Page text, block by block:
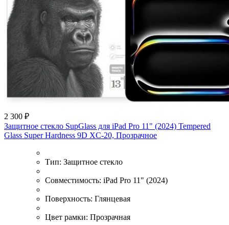
2 300 ₽
Защитное стекло SupGlass для iPad Pro 11" (2024) Tempered
Glass Super Hardness 9D XC-20, Прозрачное
Тип: Защитное стекло
Совместимость: iPad Pro 11" (2024)
Поверхность: Глянцевая
Цвет рамки: Прозрачная